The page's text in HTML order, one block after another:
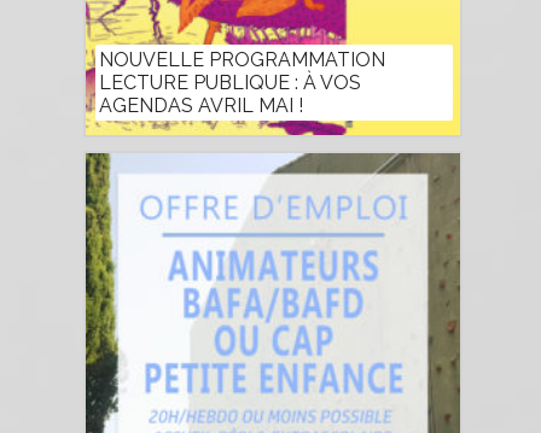
NOUVELLE PROGRAMMATION
LECTURE PUBLIQUE : À VOS
AGENDAS AVRIL MAI !